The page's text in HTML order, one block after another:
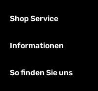
Shop Service
Informationen
So finden Sie uns